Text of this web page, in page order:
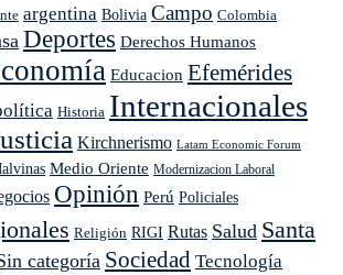
argentina Bolivia Campo Colombia
Deportes Derechos Humanos
Educacion Efemérides
Historia Internacionales
Kirchnerismo Latam Economic Forum
Medio Oriente Modernizacion Laboral
Opinión Perú Policiales
Religión RIGI Rutas Salud Santa
categoría Sociedad Tecnología